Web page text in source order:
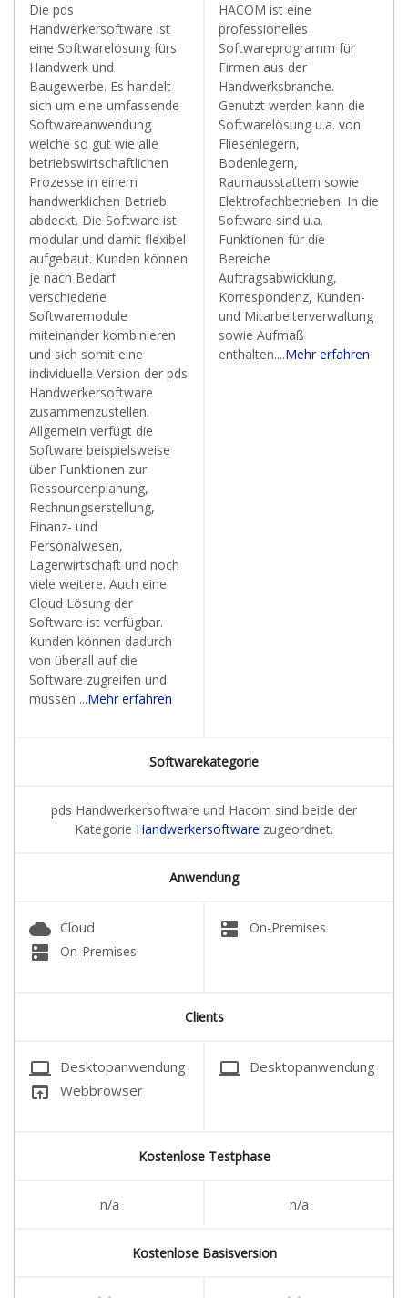
Die pds
Handwerkersoftware ist
eine Softwarelösung fürs
Handwerk und
Baugewerbe. Es handelt
sich um eine umfassende
Softwareanwendung
welche so gut wie alle
betriebswirtschaftlichen
Prozesse in einem
handwerklichen Betrieb
abdeckt. Die Software ist
modular und damit flexibel
aufgebaut. Kunden können
je nach Bedarf
verschiedene
Softwaremodule
miteinander kombinieren
und sich somit eine
individuelle Version der pds
Handwerkersoftware
zusammenzustellen.
Allgemein verfügt die
Software beispielsweise
über Funktionen zur
Ressourcenplanung,
Rechnungserstellung,
Finanz- und
Personalwesen,
Lagerwirtschaft und noch
viele weitere. Auch eine
Cloud Lösung der
Software ist verfügbar.
Kunden können dadurch
von überall auf die
Software zugreifen und
müssen ...Mehr erfahren
HACOM ist eine
professionelles
Softwareprogramm für
Firmen aus der
Handwerksbranche.
Genutzt werden kann die
Softwarelösung u.a. von
Fliesenlegern,
Bodenlegern,
Raumausstattern sowie
Elektrofachbetrieben. In die
Software sind u.a.
Funktionen für die
Bereiche
Auftragsabwicklung,
Korrespondenz, Kunden-
und Mitarbeiterverwaltung
sowie Aufmaß
enthalten....Mehr erfahren
Softwarekategorie
pds Handwerkersoftware und Hacom sind beide der
Kategorie Handwerkersoftware zugeordnet.
Anwendung
cloud Cloud
dns On-Premises
dns On-Premises
Clients
laptop Desktopanwendung
open_in_browser Webbrowser
laptop Desktopanwendung
Kostenlose Testphase
n/a n/a
Kostenlose Basisversion